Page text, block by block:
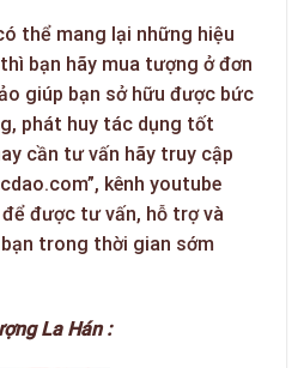
thể mang lại những hiệu
bạn hãy mua tượng ở đơn
giúp bạn sở hữu được bức
phát huy tác dụng tốt
cần tư vấn hãy truy cập
kênh youtube
được tư vấn, hỗ trợ và
trong thời gian sớm
La Hán :